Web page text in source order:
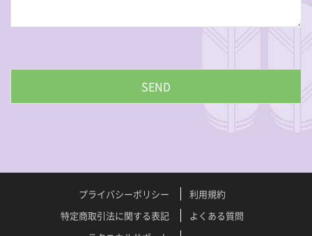
プライバシーポリシー
利用規約
特定商取引法に関する表記
よくある質問